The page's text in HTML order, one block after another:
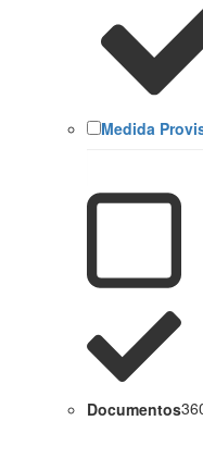
Medida
Documentos